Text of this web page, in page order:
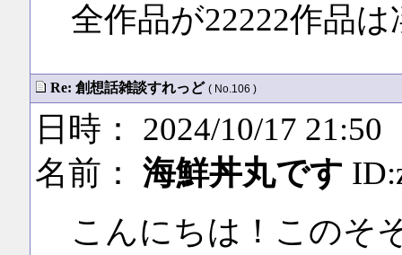
全作品が22222作品
Re: 創想話雑談すれっど ( No.106 )
日時： 2024/10/17 21:50
名前： 海鮮丼丸です
こんにちは！このそ